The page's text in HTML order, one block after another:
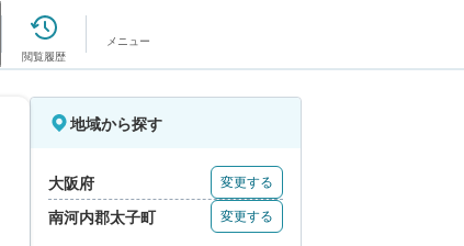
閲覧履歴
メニュー
地域から探す
大阪府 変更する
南河内郡太子町 変更する